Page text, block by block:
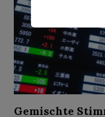
Gemischte